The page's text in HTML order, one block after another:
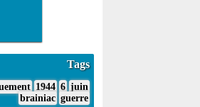
Tags
1944 6 juin
brainiac guerre